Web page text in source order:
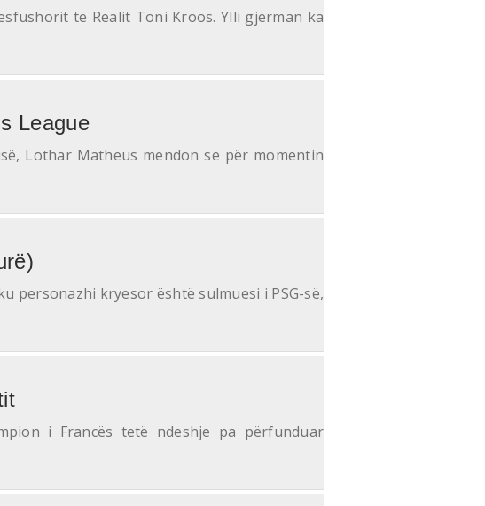
të Realit Toni Kroos. Ylli gjerman ka
League
Lothar Matheus mendon se për momentin
personazhi kryesor është sulmuesi i PSG-së,
i Francës tetë ndeshje pa përfunduar